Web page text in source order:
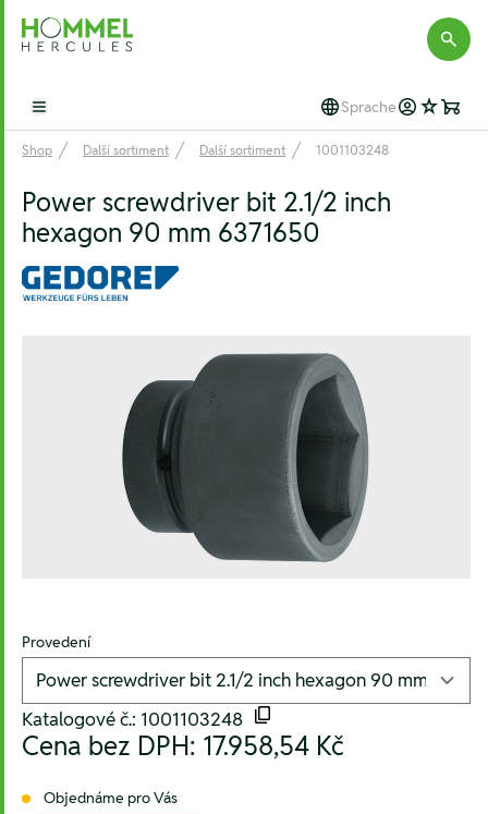
Hommel Hercules
Open main menu Sprache
Shop Další sortiment Další sortiment 1001103248
Power screwdriver bit 2.1/2 inch
hexagon 90 mm 6371650
Provedení
Katalogové č.: 1001103248
Cena bez DPH: 17.958,54 Kč
Objednáme pro Vás